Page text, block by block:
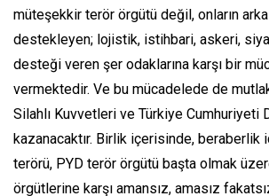
müteşekkir terör örgütü değil, onların
destekleyen; lojistik, istihbari, askeri,
desteği veren şer odaklarına karşı bir
vermektedir. Ve bu mücadelede de
Silahlı Kuvvetleri ve Türkiye Cumhuriyeti
kazanacaktır. Birlik içerisinde, beraberlik
terörü, PYD terör örgütü başta olmak
örgütlerine karşı amansız, amasız